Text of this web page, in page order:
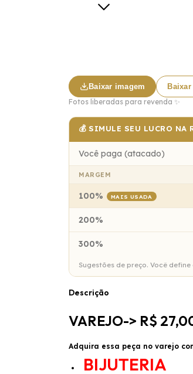
Baixar imagem
Baixar
Fotos liberadas para revenda ✨
💰 SIMULE SEU LUCRO NA
Você paga (atacado)
MARGEM
100% MAIS USADA
200%
300%
Sugestões de preço. Você
Descrição
VAREJO-> R$
Adquira essa peça no varejo
BIJUTERIA